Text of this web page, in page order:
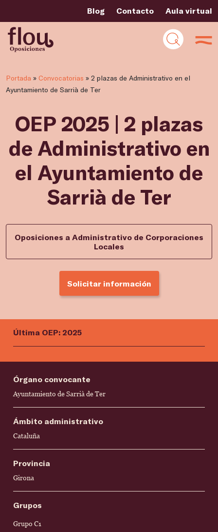
Blog Contacto Aula virtual
Portada » Convocatorias » 2 plazas de Administrativo en el
Ayuntamiento de Sarrià de Ter
OEP 2025 | 2 plazas
de Administrativo en
el Ayuntamiento de
Sarrià de Ter
Oposiciones a Administrativo de Corporaciones
Locales
Solicitar información
Última OEP: 2025
Órgano convocante
Ayuntamiento de Sarrià de Ter
Ámbito administrativo
Cataluña
Provincia
Girona
Grupos
Grupo C1